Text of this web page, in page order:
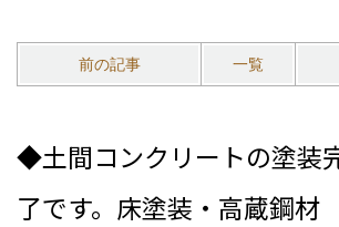
前の記事 一覧
◆土間コンクリートの塗装
了です。床塗装・高蔵鋼材